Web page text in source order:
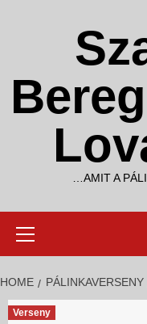
…AMIT A
HOME PÁLINKAVERSENY
Verseny